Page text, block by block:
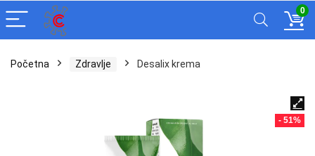
0
Početna Zdravlje Desalix krema
- 51%